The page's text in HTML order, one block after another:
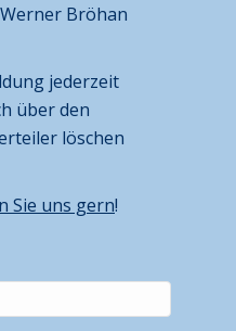
Bröhan
jederzeit
über den
löschen
Sie uns gern!